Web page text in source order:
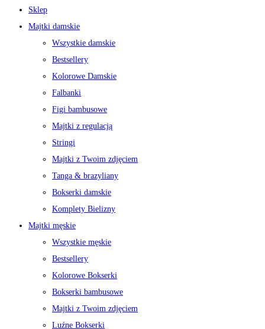
Sklep
Majtki damskie
Wszystkie damskie
Bestsellery
Kolorowe Damskie
Falbanki
Figi bambusowe
Majtki z regulacją
Stringi
Majtki z Twoim zdjęciem
Tanga & brazyliany
Bokserki damskie
Komplety Bielizny
Majtki męskie
Wszystkie męskie
Bestsellery
Kolorowe Bokserki
Bokserki bambusowe
Majtki z Twoim zdjęciem
Luźne Bokserki